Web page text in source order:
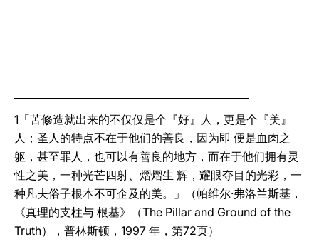
1「苦修造就出来的不仅仅是个『好』人，更是个『美』
人；圣人的特点不在于他们的善良，因为即 便是血肉之
躯，甚至罪人，也可以有善良的地方，而在于他们拥有灵
性之美，一种光芒四射、熠熠生 辉，耀眼夺目的光彩，一
种凡夫俗子根本不可企及的美。」（帕维尔‧弗洛兰斯基，
《真理的支柱与 根基》（The Pillar and Ground of the
Truth），普林斯顿，1997 年，第72页）